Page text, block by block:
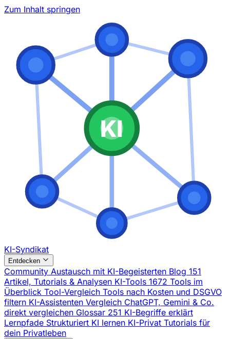
Zum Inhalt springen
KI
KI-Syndikat
Entdecken
Community Austausch mit KI-Begeisterten Blog 151
Artikel, Tutorials & Analysen KI-Tools 1672 Tools im
Überblick Tool-Vergleich Tools nach Kosten und DSGVO
filtern KI-Assistenten Vergleich ChatGPT, Gemini & Co.
direkt vergleichen Glossar 251 KI-Begriffe erklärt
Lernpfade Strukturiert KI lernen KI-Privat Tutorials für
dein Privatleben